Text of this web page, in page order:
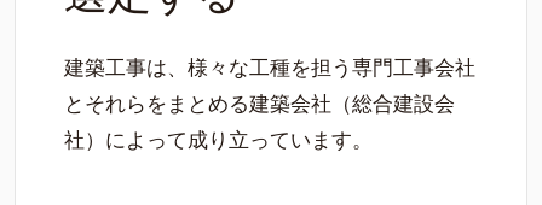
建築工事は、様々な工種を担う専門工事会社
とそれらをまとめる建築会社（総合建設会
社）によって成り立っています。